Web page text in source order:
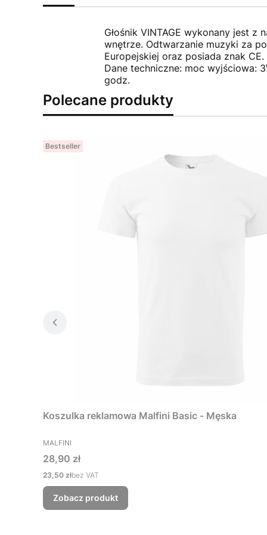
Głośnik VINTAGE wykonany jest
wnętrze. Odtwarzanie muzyki za
Europejskiej oraz posiada znak CE.
Dane techniczne: moc wyjściowa:
godz.
Polecane produkty
Bestseller
Koszulka reklamowa Malfini Basic - Męska
PRODUCENT
MALFINI
Cena
28,90 zł
Cena
23,50 złbez VAT
Zobacz produkt